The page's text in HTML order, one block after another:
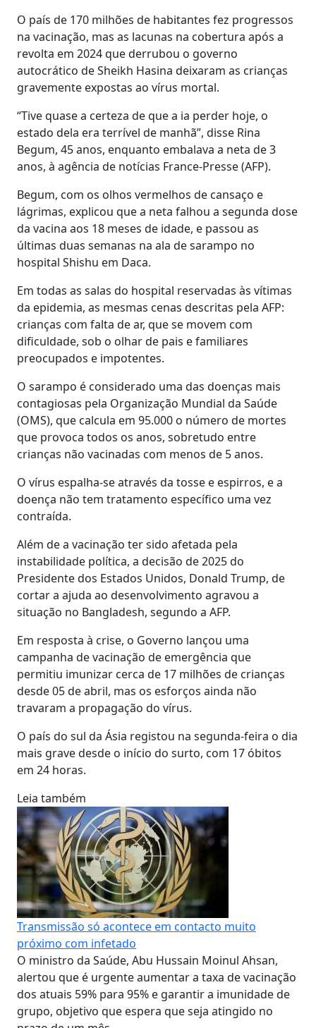
O país de 170 milhões de habitantes fez progressos
na vacinação, mas as lacunas na cobertura após a
revolta em 2024 que derrubou o governo
autocrático de Sheikh Hasina deixaram as crianças
gravemente expostas ao vírus mortal.
“Tive quase a certeza de que a ia perder hoje, o
estado dela era terrível de manhã”, disse Rina
Begum, 45 anos, enquanto embalava a neta de 3
anos, à agência de notícias France-Presse (AFP).
Begum, com os olhos vermelhos de cansaço e
lágrimas, explicou que a neta falhou a segunda dose
da vacina aos 18 meses de idade, e passou as
últimas duas semanas na ala de sarampo no
hospital Shishu em Daca.
Em todas as salas do hospital reservadas às vítimas
da epidemia, as mesmas cenas descritas pela AFP:
crianças com falta de ar, que se movem com
dificuldade, sob o olhar de pais e familiares
preocupados e impotentes.
O sarampo é considerado uma das doenças mais
contagiosas pela Organização Mundial da Saúde
(OMS), que calcula em 95.000 o número de mortes
que provoca todos os anos, sobretudo entre
crianças não vacinadas com menos de 5 anos.
O vírus espalha-se através da tosse e espirros, e a
doença não tem tratamento específico uma vez
contraída.
Além de a vacinação ter sido afetada pela
instabilidade política, a decisão de 2025 do
Presidente dos Estados Unidos, Donald Trump, de
cortar a ajuda ao desenvolvimento agravou a
situação no Bangladesh, segundo a AFP.
Em resposta à crise, o Governo lançou uma
campanha de vacinação de emergência que
permitiu imunizar cerca de 17 milhões de crianças
desde 05 de abril, mas os esforços ainda não
travaram a propagação do vírus.
O país do sul da Ásia registou na segunda-feira o dia
mais grave desde o início do surto, com 17 óbitos
em 24 horas.
Leia também
Transmissão só acontece em contacto muito
próximo com infetado
O ministro da Saúde, Abu Hussain Moinul Ahsan,
alertou que é urgente aumentar a taxa de vacinação
dos atuais 59% para 95% e garantir a imunidade de
grupo, objetivo que espera que seja atingido no